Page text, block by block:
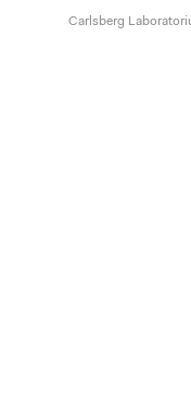
Carlsberg